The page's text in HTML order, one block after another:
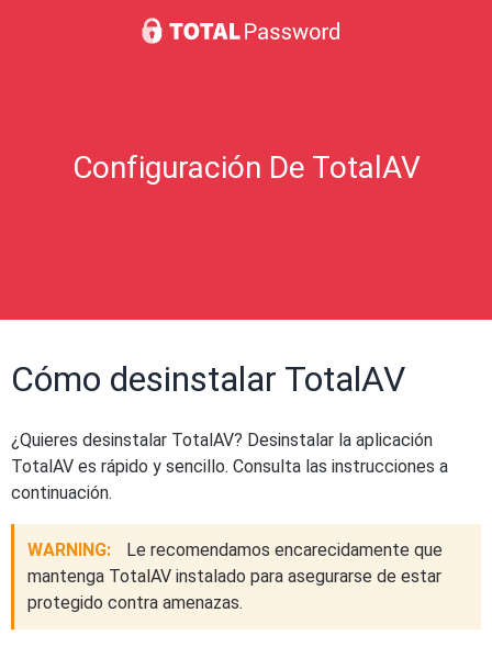
Configuración De TotalAV
Cómo desinstalar TotalAV
¿Quieres desinstalar TotalAV? Desinstalar la aplicación
TotalAV es rápido y sencillo. Consulta las instrucciones a
continuación.
WARNING:
Le recomendamos encarecidamente que
mantenga TotalAV instalado para asegurarse de estar
protegido contra amenazas.